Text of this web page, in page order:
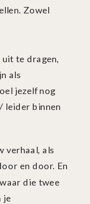
Zowel
te dragen,
als
jezelf nog
leider binnen
verhaal, als
en door. En
die twee
je